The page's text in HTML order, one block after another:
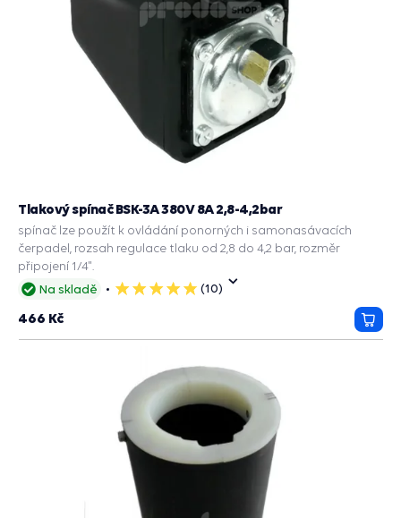
Na skladě
5
(10)
Tlakový spínač BSK-3A 380V 8A 2,8-4,2bar
spínač lze použít k ovládání ponorných i samonasávacích
čerpadel, rozsah regulace tlaku od 2,8 do 4,2 bar, rozměr
připojení 1/4".
466 Kč
do